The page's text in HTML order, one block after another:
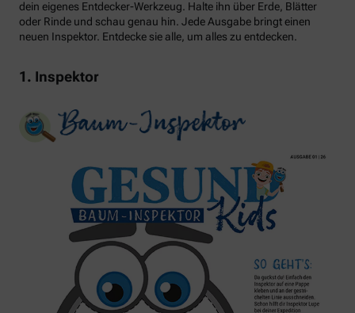
dein eigenes Entdecker-Werkzeug. Halte ihn über Erde, Blätter
oder Rinde und schau genau hin. Jede Ausgabe bringt einen
neuen Inspektor. Entdecke sie alle, um alles zu entdecken.
1. Inspektor